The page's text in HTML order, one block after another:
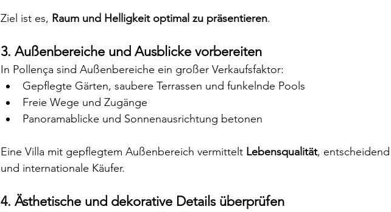
Ziel ist es, Raum und Helligkeit optimal zu präsentieren.
3. Außenbereiche und Ausblicke vorbereiten
In Pollença sind Außenbereiche ein großer Verkaufsfaktor:
Gepflegte Gärten, saubere Terrassen und funkelnde Pools
Freie Wege und Zugänge
Panoramablicke und Sonnenausrichtung betonen
Eine Villa mit gepflegtem Außenbereich vermittelt Lebensqualität,
und internationale Käufer.
4. Ästhetische und dekorative Details überprüfen